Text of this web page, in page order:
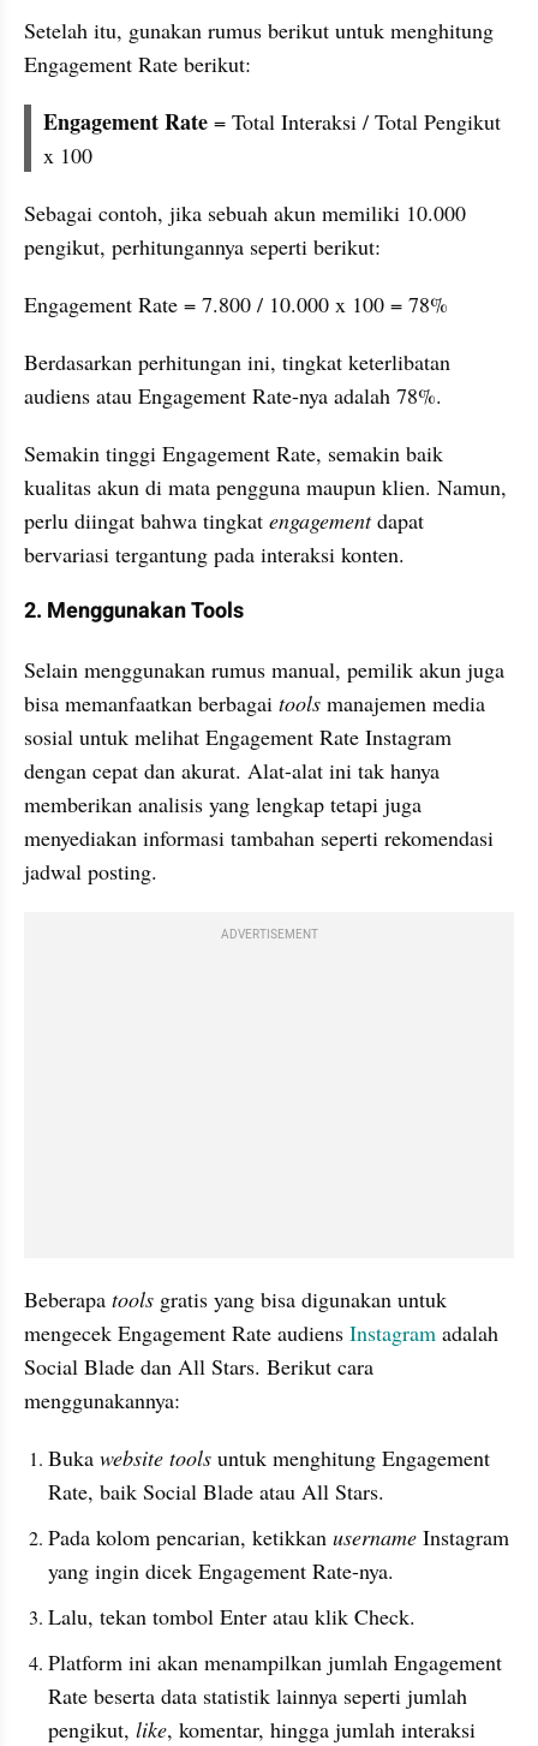
Setelah itu, gunakan rumus berikut untuk menghitung
Engagement Rate berikut:
Engagement Rate = Total Interaksi / Total Pengikut
x 100
Sebagai contoh, jika sebuah akun memiliki 10.000
pengikut, perhitungannya seperti berikut:
Engagement Rate = 7.800 / 10.000 x 100 = 78%
Berdasarkan perhitungan ini, tingkat keterlibatan
audiens atau Engagement Rate-nya adalah 78%.
Semakin tinggi Engagement Rate, semakin baik
kualitas akun di mata pengguna maupun klien. Namun,
perlu diingat bahwa tingkat engagement dapat
bervariasi tergantung pada interaksi konten.
2. Menggunakan Tools
Selain menggunakan rumus manual, pemilik akun juga
bisa memanfaatkan berbagai tools manajemen media
sosial untuk melihat Engagement Rate Instagram
dengan cepat dan akurat. Alat-alat ini tak hanya
memberikan analisis yang lengkap tetapi juga
menyediakan informasi tambahan seperti rekomendasi
jadwal posting.
ADVERTISEMENT
Beberapa tools gratis yang bisa digunakan untuk
mengecek Engagement Rate audiens Instagram adalah
Social Blade dan All Stars. Berikut cara
menggunakannya:
Buka website tools untuk menghitung Engagement
Rate, baik Social Blade atau All Stars.
Pada kolom pencarian, ketikkan username Instagram
yang ingin dicek Engagement Rate-nya.
Lalu, tekan tombol Enter atau klik Check.
Platform ini akan menampilkan jumlah Engagement
Rate beserta data statistik lainnya seperti jumlah
pengikut, like, komentar, hingga jumlah interaksi